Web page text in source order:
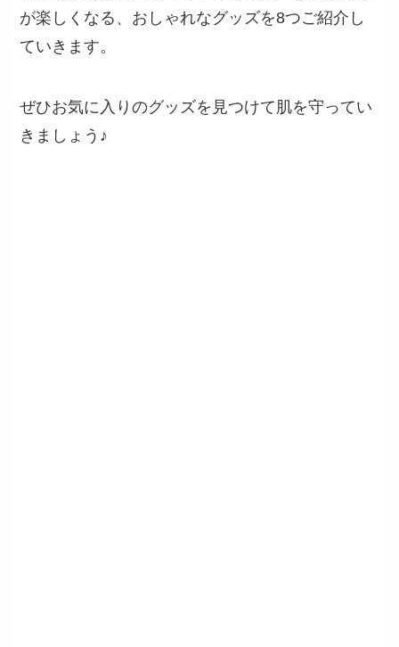
が楽しくなる、おしゃれなグッズを8つご紹介し
ていきます。
ぜひお気に入りのグッズを見つけて肌を守ってい
きましょう♪